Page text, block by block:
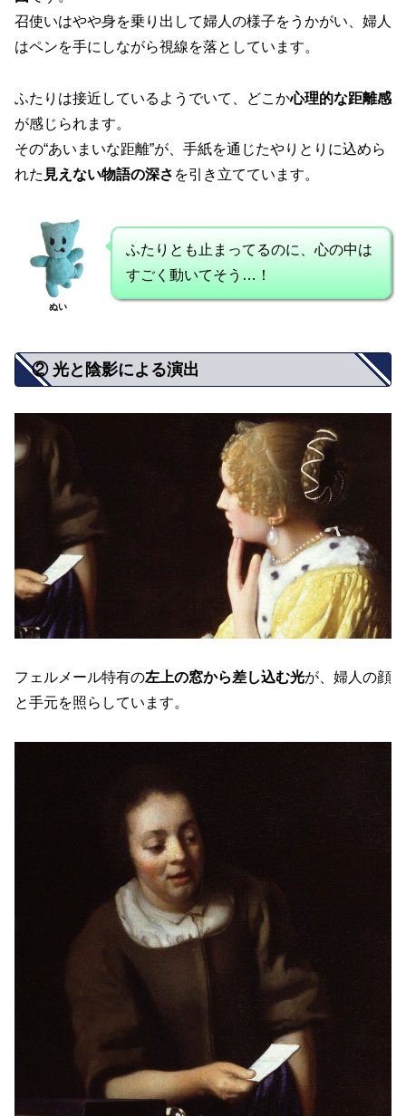
召使いはやや身を乗り出して婦人の様子をうかがい、婦人
はペンを手にしながら視線を落としています。
ふたりは接近しているようでいて、どこか心理的な距離感
が感じられます。
その“あいまいな距離”が、手紙を通じたやりとりに込めら
れた 見えない物語の深さ を引き立てています。
ぬい
ふたりとも止まってるのに、心の中は
すごく動いてそう…！
② 光と陰影による演出
フェルメール特有の左上の窓から差し込む光が、婦人の顔
と手元を照らしています。